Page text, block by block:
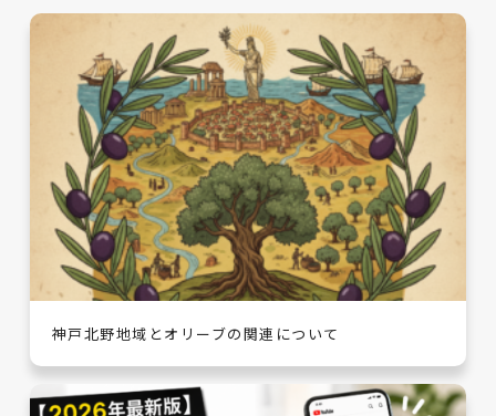
神戸北野地域とオリーブの関連について